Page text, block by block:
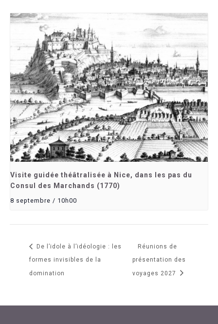
Visite guidée théâtralisée à Nice, dans les pas du
Consul des Marchands (1770)
8 septembre / 10h00
De l’idole à l’idéologie : les
formes invisibles de la
domination
Réunions de
présentation des
voyages 2027